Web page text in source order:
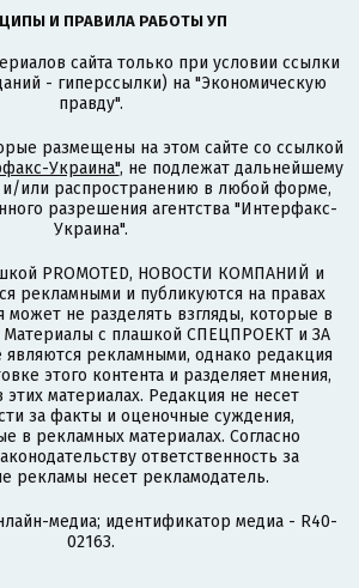
И ПРАВИЛА РАБОТЫ УП
сайта только при условии ссылки
- гиперссылки) на "Экономическую
правду".
размещены на этом сайте со ссылкой
Украина", не подлежат дальнейшему
или распространению в любой форме,
разрешения агентства "Интерфакс-
Украина".
PROMOTED, НОВОСТИ КОМПАНИЙ и
рекламными и публикуются на правах
может не разделять взгляды, которые в
Материалы с плашкой СПЕЦПРОЕКТ и ЗА
рекламными, однако редакция
этого контента и разделяет мнения,
этих материалах. Редакция не несет
за факты и оценочные суждения,
в рекламных материалах. Согласно
ответственность за
рекламы несет рекламодатель.
медиа; идентификатор медиа - R40-
02163.